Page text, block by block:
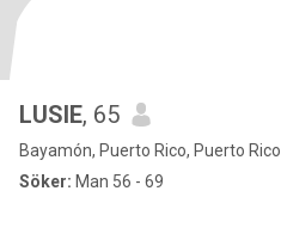
LUSIE, 65
Bayamón, Puerto Rico, Puerto Rico
Söker: Man 56 - 69